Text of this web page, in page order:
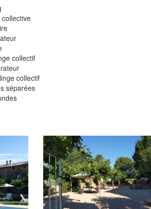
collective
collectif
collectif
séparées